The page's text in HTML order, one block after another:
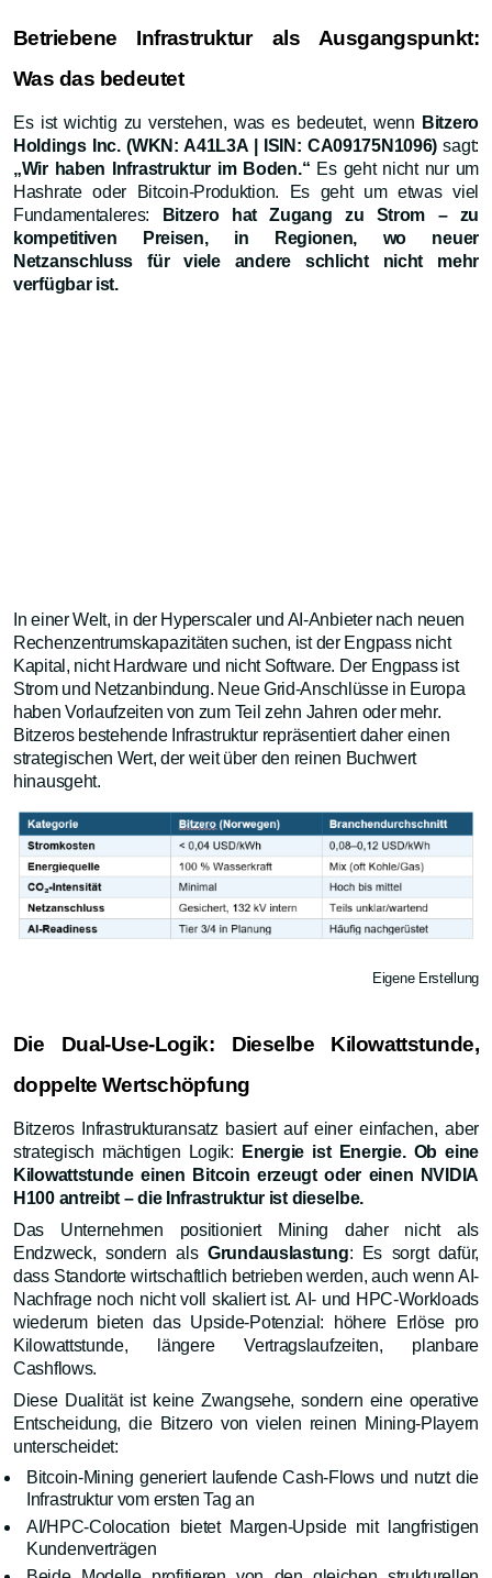
Betriebene Infrastruktur als Ausgangspunkt:
Was das bedeutet
Es ist wichtig zu verstehen, was es bedeutet, wenn Bitzero
Holdings Inc. (WKN: A41L3A | ISIN: CA09175N1096) sagt:
„Wir haben Infrastruktur im Boden.“ Es geht nicht nur um
Hashrate oder Bitcoin-Produktion. Es geht um etwas viel
Fundamentaleres:
Bitzero hat Zugang zu Strom – zu
kompetitiven Preisen, in Regionen, wo neuer
Netzanschluss für viele andere schlicht nicht mehr
verfügbar ist.
In einer Welt, in der Hyperscaler und AI-Anbieter nach neuen
Rechenzentrumskapazitäten suchen, ist der Engpass nicht
Kapital, nicht Hardware und nicht Software. Der Engpass ist
Strom und Netzanbindung. Neue Grid-Anschlüsse in Europa
haben Vorlaufzeiten von zum Teil zehn Jahren oder mehr.
Bitzeros bestehende Infrastruktur repräsentiert daher einen
strategischen Wert, der weit über den reinen Buchwert
hinausgeht.
Eigene Erstellung
Die Dual-Use-Logik: Dieselbe Kilowattstunde,
doppelte Wertschöpfung
Bitzeros Infrastrukturansatz basiert auf einer einfachen, aber
strategisch mächtigen Logik:
Energie ist Energie. Ob eine
Kilowattstunde einen Bitcoin erzeugt oder einen NVIDIA
H100 antreibt – die Infrastruktur ist dieselbe.
Das Unternehmen positioniert Mining daher nicht als
Endzweck, sondern als Grundauslastung: Es sorgt dafür,
dass Standorte wirtschaftlich betrieben werden, auch wenn AI-
Nachfrage noch nicht voll skaliert ist. AI- und HPC-Workloads
wiederum bieten das Upside-Potenzial: höhere Erlöse pro
Kilowattstunde, längere Vertragslaufzeiten, planbare
Cashflows.
Diese Dualität ist keine Zwangsehe, sondern eine operative
Entscheidung, die Bitzero von vielen reinen Mining-Playern
unterscheidet:
Bitcoin-Mining generiert laufende Cash-Flows und nutzt die
Infrastruktur vom ersten Tag an
AI/HPC-Colocation bietet Margen-Upside mit langfristigen
Kundenverträgen